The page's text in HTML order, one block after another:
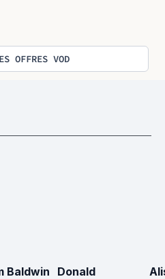
OFFRES VOD
Baldwin
Donald